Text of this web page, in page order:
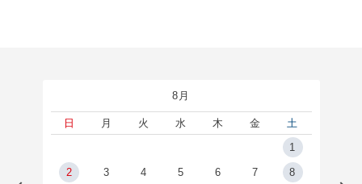
8月
日 月 火 水 木 金
土
1
2 3 4 5 6 7 8